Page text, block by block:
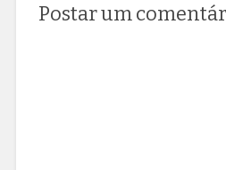
Postar um